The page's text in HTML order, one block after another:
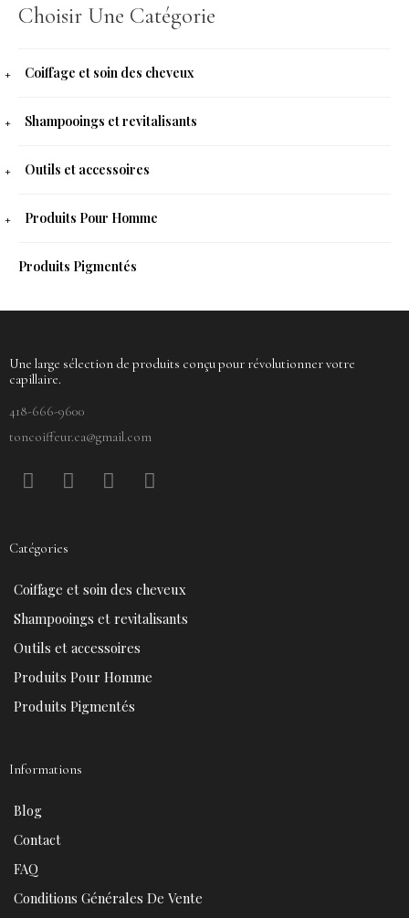
Choisir Une Catégorie
Coiffage et soin des cheveux
Shampooings et revitalisants
Outils et accessoires
Produits Pour Homme
Produits Pigmentés
Une large sélection de produits conçu pour révolutionner votre
capillaire.
418-666-9600
toncoiffeur.ca@gmail.com
F
a
b
o
o
k
P
i
e
e
s
t
Y
o
b
e
I
n
r
a
Catégories
Coiffage et soin des cheveux
Shampooings et revitalisants
Outils et accessoires
Produits Pour Homme
Produits Pigmentés
Informations
Blog
Contact
FAQ
Conditions Générales De Vente